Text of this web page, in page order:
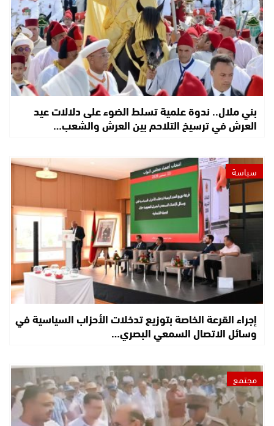
بني ملال.. ندوة علمية تسلط الضوء على دلالات عيد
العرش في ترسيخ التلاحم بين العرش والشعب…
سياسة
إجراء القرعة الخاصة بتوزيع تدخلات الأحزاب السياسية في
وسائل الاتصال السمعي البصري…
مجتمع